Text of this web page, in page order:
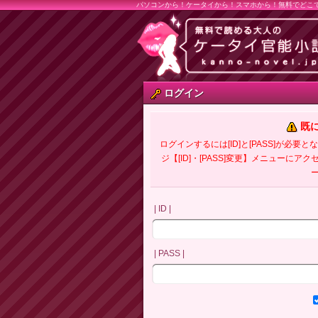
パソコンから！ケータイから！スマホから！無料でどこ
ログイン
既
ログインするには[ID]と[PASS]が必要と
ジ【[ID]・[PASS]変更】メニューにアク
| ID |
| PASS |